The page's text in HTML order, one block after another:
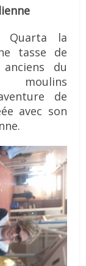
Quarta la
tasse de
du
moulins
de
avec son